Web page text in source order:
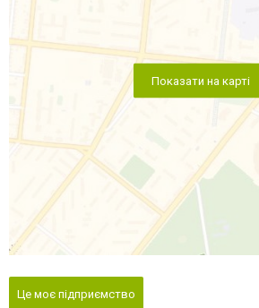
Показати на карті
Це моє підприємство